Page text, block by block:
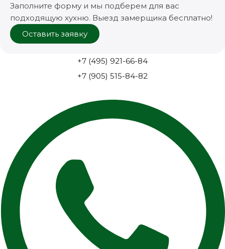
Заполните форму и мы подберем для вас
подходящую хухню. Выезд замерщика бесплатно!
Оставить заявку
+7 (495) 921-66-84
+7 (905) 515-84-82